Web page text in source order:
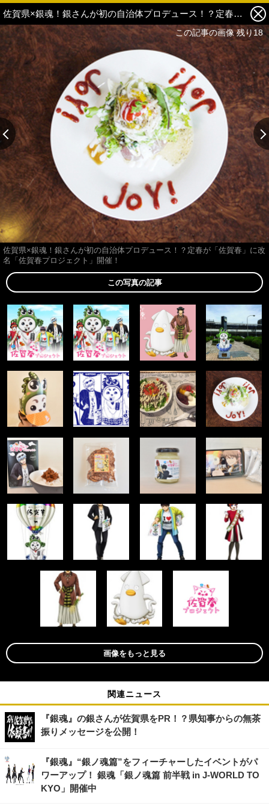
佐賀県×銀魂！銀さんが初の自治体プロデュース！？定春が「佐賀春」に改名「佐賀春プロジェクト」開催！ 8枚目の写真・画像
佐賀県×銀魂！銀さんが初の自治体プロデュース！？定春が「佐賀春」に改
名「佐賀春プロジェクト」開催！
この写真の記事
画像をもっと見る
関連ニュース
『銀魂』の銀さんが佐賀県をPR！？県知事からの無茶
振りメッセージを公開！
『銀魂』“銀ノ魂篇”をフィーチャーしたイベントがパ
ワーアップ！ 銀魂「銀ノ魂篇 前半戦 in J-WORLD TO
KYO」開催中
この記事の画像 残り18